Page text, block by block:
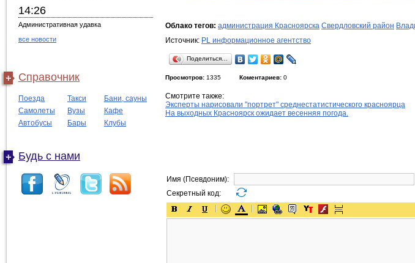
14:26
Административная удавка
все новости
Справочник
Поезда Такси
Бани, сауны
Самолеты
Вузы
Кафе
Автобусы
Бары Клубы
Будь с нами
Облако тегов: администрация Красноярска Свердловский район
Источник: PL информационное агентство
Поделиться…
Просмотров: 1335 Коментариев: 0
Смотрите также:
Эксперты нарисовали "портрет" среднестатистического красноярца
На выходных Красноярск ожидает весенняя погода.
Имя (Псевдоним):
Секретный код: